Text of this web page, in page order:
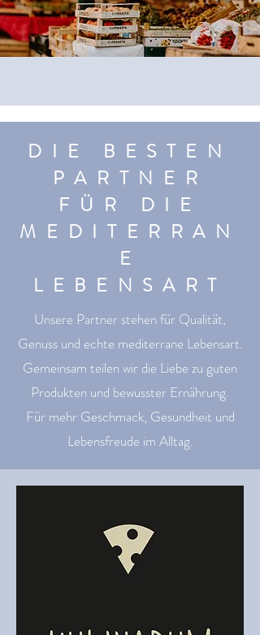
DIE BESTEN
PARTNER
FÜR DIE
MEDITERRAN
E
LEBENSART
Unsere Partner stehen für Qualität,
Genuss und echte mediterrane Lebensart.
Gemeinsam teilen wir die Liebe zu guten
Produkten und bewusster Ernährung.
Für mehr Geschmack, Gesundheit und
Lebensfreude im Alltag.